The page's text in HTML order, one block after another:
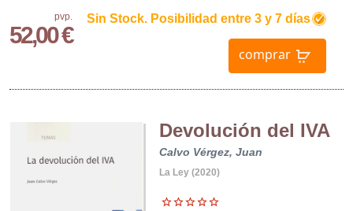
pvp.
52,00 €
Sin Stock. Posibilidad entre 3 y 7 días
comprar
Devolución del IVA
Calvo Vérgez, Juan
La Ley (2020)